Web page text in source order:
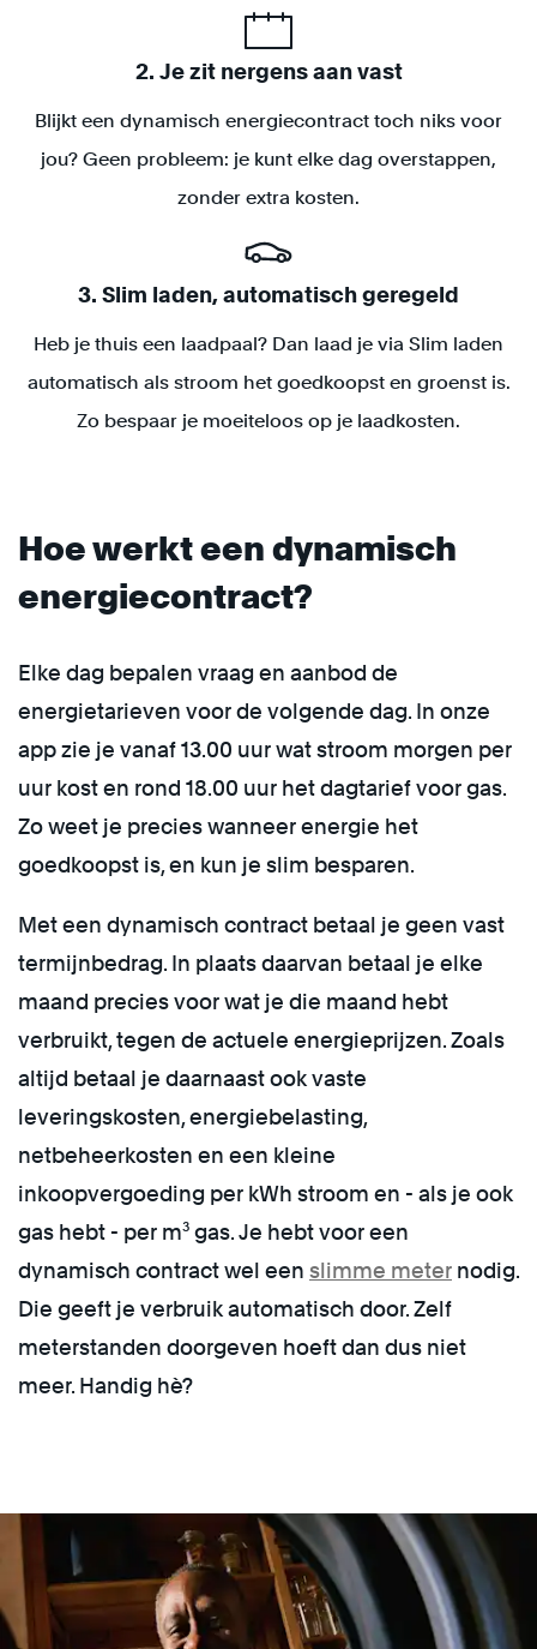
2. Je zit nergens aan vast
Blijkt een dynamisch energiecontract toch niks voor
jou? Geen probleem: je kunt elke dag overstappen,
zonder extra kosten.
3. Slim laden, automatisch geregeld
Heb je thuis een laadpaal? Dan laad je via Slim laden
automatisch als stroom het goedkoopst en groenst is.
Zo bespaar je moeiteloos op je laadkosten.
Hoe werkt een dynamisch
energiecontract?
Elke dag bepalen vraag en aanbod de
energietarieven voor de volgende dag. In onze
app zie je vanaf 13.00 uur wat stroom morgen per
uur kost en rond 18.00 uur het dagtarief voor gas.
Zo weet je precies wanneer energie het
goedkoopst is, en kun je slim besparen.
Met een dynamisch contract betaal je geen vast
termijnbedrag. In plaats daarvan betaal je elke
maand precies voor wat je die maand hebt
verbruikt, tegen de actuele energieprijzen. Zoals
altijd betaal je daarnaast ook vaste
leveringskosten, energiebelasting,
netbeheerkosten en een kleine
inkoopvergoeding per kWh stroom en - als je ook
gas hebt - per m³ gas. Je hebt voor een
dynamisch contract wel een slimme meter nodig.
Die geeft je verbruik automatisch door. Zelf
meterstanden doorgeven hoeft dan dus niet
meer. Handig hè?